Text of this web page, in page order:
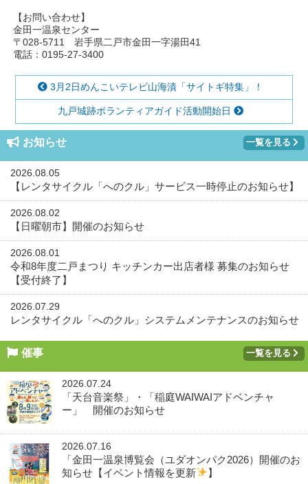
【お問い合わせ】
金田一温泉センター
〒028-5711 岩手県二戸市金田一字湯田41
電話：0195-27-3400
3月2日めんこいテレビ山海漬「サイトギ特集」！
九戸城跡ボランティアガイド活動開始日
お知らせ 一覧を見る
2026.08.05
【レンタサイクル「へのクル」サービス一時停止のお知らせ】
2026.08.02
【日曜朝市】開催のお知らせ
2026.08.01
令和8年度二戸まつり キッチンカー出店者様 募集のお知らせ
【受付終了】
2026.07.29
レンタサイクル「へのクル」システムメンテナンスのお知らせ
催事 一覧を見る
2026.07.24
「天台音楽祭」・「稲庭WAIWAIアドベンチャ
ー」 開催のお知らせ
2026.07.16
「金田一温泉博覧会（ユダオンパク2026）開催のお
知らせ【イベント情報を更新
】